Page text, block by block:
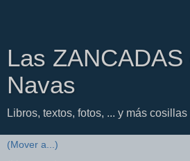
Las ZANCADAS
Navas
Libros, textos, fotos, ... y más cosillas